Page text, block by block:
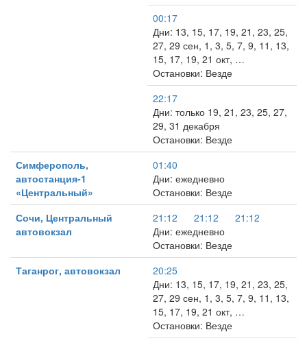
00:17
Дни: 13, 15, 17, 19, 21, 23, 25,
27, 29 сен, 1, 3, 5, 7, 9, 11, 13,
15, 17, 19, 21 окт, …
Остановки: Везде
22:17
Дни: только 19, 21, 23, 25, 27,
29, 31 декабря
Остановки: Везде
Симферополь,
автостанция-1
«Центральный»
01:40
Дни: ежедневно
Остановки: Везде
Сочи, Центральный
автовокзал
21:12 21:12
21:12
Дни: ежедневно
Остановки: Везде
Таганрог, автовокзал
20:25
Дни: 13, 15, 17, 19, 21, 23, 25,
27, 29 сен, 1, 3, 5, 7, 9, 11, 13,
15, 17, 19, 21 окт, …
Остановки: Везде